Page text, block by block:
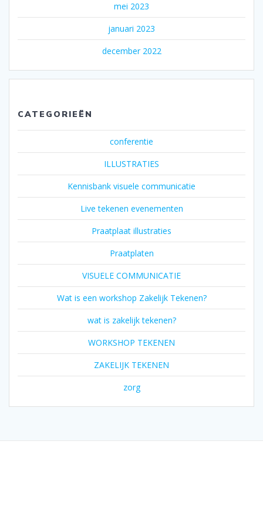
mei 2023
januari 2023
december 2022
CATEGORIEËN
conferentie
ILLUSTRATIES
Kennisbank visuele communicatie
Live tekenen evenementen
Praatplaat illustraties
Praatplaten
VISUELE COMMUNICATIE
Wat is een workshop Zakelijk Tekenen?
wat is zakelijk tekenen?
WORKSHOP TEKENEN
ZAKELIJK TEKENEN
zorg